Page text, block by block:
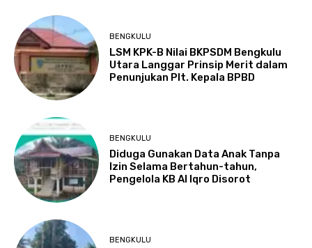
BENGKULU
LSM KPK-B Nilai BKPSDM Bengkulu
Utara Langgar Prinsip Merit dalam
Penunjukan Plt. Kepala BPBD
BENGKULU
Diduga Gunakan Data Anak Tanpa
Izin Selama Bertahun-tahun,
Pengelola KB Al Iqro Disorot
BENGKULU